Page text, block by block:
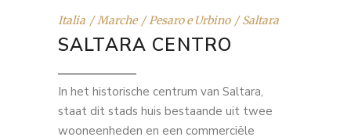
Italia Marche Pesaro e Urbino Saltara
SALTARA CENTRO
In het historische centrum van Saltara,
staat dit stads huis bestaande uit twee
wooneenheden en een commerciële